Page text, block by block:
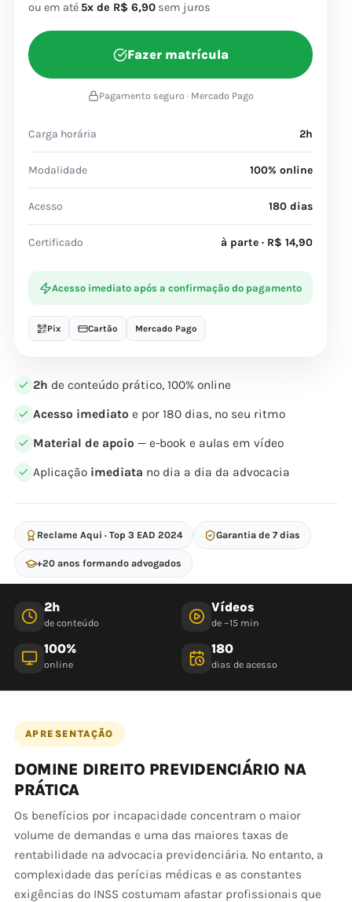
2h de conteúdo prático, 100% online
Acesso imediato e por 180 dias, no seu ritmo
Material de apoio — e-book e aulas em vídeo
Aplicação imediata no dia a dia da advocacia
Reclame Aqui · Top 3 EAD 2024 Garantia de 7 dias
+20 anos formando advogados
ou em até 5x de R$ 6,90 sem juros
Fazer matrícula
Pagamento seguro · Mercado Pago
Carga horária 2h
Modalidade 100% online
Acesso 180 dias
Certificado à parte · R$ 14,90
Acesso imediato após a confirmação do pagamento
Pix Cartão Mercado Pago
2h
de conteúdo
Vídeos
de ~15 min
100%
online
180
dias de acesso
APRESENTAÇÃO
DOMINE DIREITO PREVIDENCIÁRIO NA
PRÁTICA
Os benefícios por incapacidade concentram o maior
volume de demandas e uma das maiores taxas de
rentabilidade na advocacia previdenciária. No entanto, a
complexidade das perícias médicas e as constantes
exigências do INSS costumam afastar profissionais que